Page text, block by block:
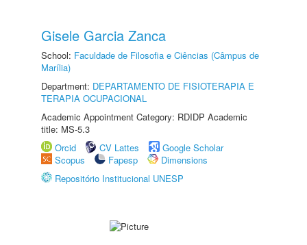
Gisele Garcia Zanca
School: Faculdade de Filosofia e Ciências (Câmpus de
Marília)
Department: DEPARTAMENTO DE FISIOTERAPIA E
TERAPIA OCUPACIONAL
Academic Appointment Category: RDIDP Academic
title: MS-5.3
Orcid
CV Lattes
Google Scholar
Scopus
Fapesp
Dimensions
Repositório Institucional UNESP